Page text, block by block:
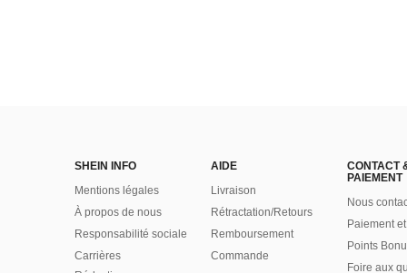
SHEIN INFO
Mentions légales
À propos de nous
Responsabilité sociale
Carrières
AIDE
Livraison
Rétractation/Retours
Remboursement
Commande
CONTACT
PAIEMENT
Nous
Paiement
Points
Foire aux